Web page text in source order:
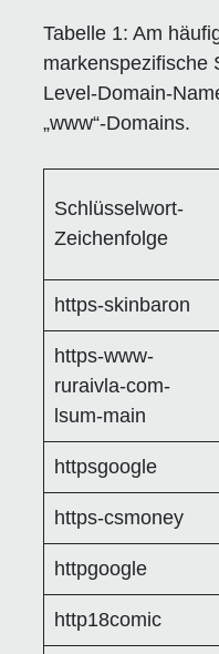
Tabelle 1: Am
markenspezifische
Level-Domain-
„www“-Domains.
Schlüsselwort-
Zeichenfolge
https-skinbaron
https-www-
ruraivla-com-
lsum-main
httpsgoogle
https-csmoney
httpgoogle
http18comic